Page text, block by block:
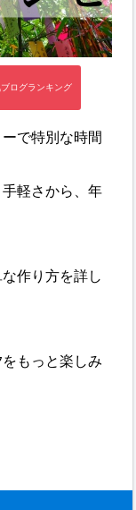
で特別な時間
軽さから、年
作り方を詳し
もっと楽しみ